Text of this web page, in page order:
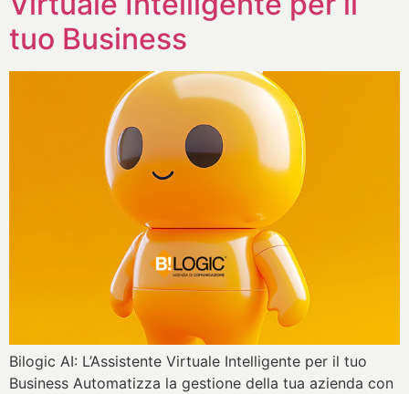
tuo Business
Bilogic AI: L’Assistente Virtuale Intelligente per il tuo
Business Automatizza la gestione della tua azienda con